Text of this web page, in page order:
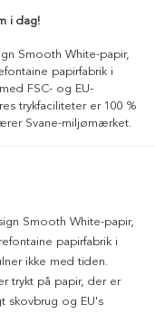
i dag!
Smooth White-papir,
papirfabrik i
FSC- og EU-
trykfaciliteter er 100 %
Svane-miljømærket.
Smooth White-papir,
papirfabrik i
ikke med tiden.
trykt på papir, der er
skovbrug og EU's